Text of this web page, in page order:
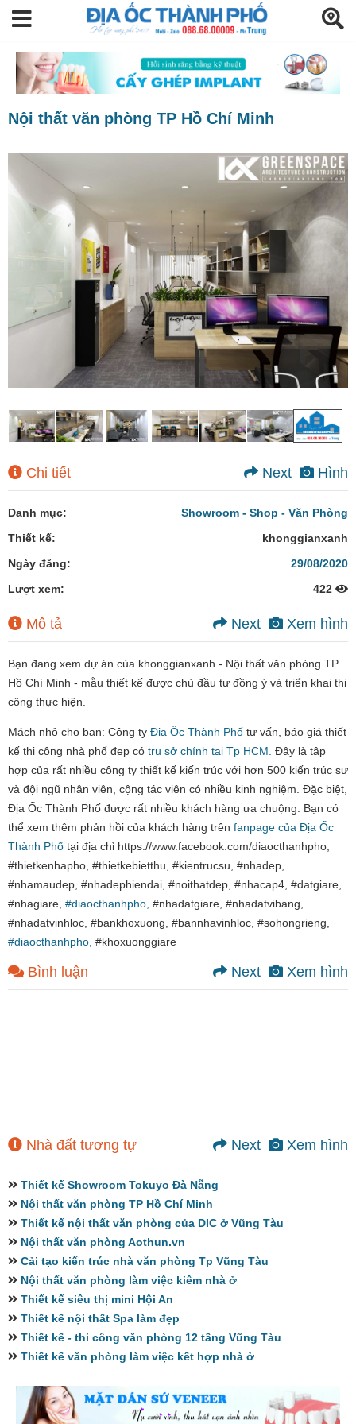
Nội thất văn phòng TP Hồ Chí Minh
Chi tiết Hình
Next
Danh mục:
Showroom - Shop - Văn Phòng
Thiết kế:
khonggianxanh
Ngày đăng:
29/08/2020
Lượt xem:
422
Mô tả Xem hình
Next
Bạn đang xem dự án của khonggianxanh - Nội thất văn phòng TP
Hồ Chí Minh - mẫu thiết kế được chủ đầu tư đồng ý và triển khai thi
công thực hiện.
Mách nhỏ cho bạn: Công ty Địa Ốc Thành Phố tư vấn, báo giá thiết
kế thi công nhà phố đẹp có trụ sở chính tại Tp HCM. Đây là tập
hợp của rất nhiều công ty thiết kế kiến trúc với hơn 500 kiến trúc sư
và đội ngũ nhân viên, cộng tác viên có nhiều kinh nghiệm. Đặc biệt,
Địa Ốc Thành Phố được rất nhiều khách hàng ưa chuộng. Bạn có
thể xem thêm phản hồi của khách hàng trên fanpage của Địa Ốc
Thành Phố tại địa chỉ https://www.facebook.com/diaocthanhpho,
#thietkenhapho, #thietkebietthu, #kientrucsu, #nhadep,
#nhamaudep, #nhadephiendai, #noithatdep, #nhacap4, #datgiare,
#nhagiare, #diaocthanhpho, #nhadatgiare, #nhadatvibang,
#nhadatvinhloc, #bankhoxuong, #bannhavinhloc, #sohongrieng,
#diaocthanhpho, #khoxuonggiare
Bình luận Xem hình
Next
Nhà đất tương tự Xem hình
Next
Thiết kế Showroom Tokuyo Đà Nẵng
Nội thất văn phòng TP Hồ Chí Minh
Thiết kế nội thất văn phòng của DIC ở Vũng Tàu
Nội thất văn phòng Aothun.vn
Cải tạo kiến trúc nhà văn phòng Tp Vũng Tàu
Nội thất văn phòng làm việc kiêm nhà ở
Thiết kế siêu thị mini Hội An
Thiết kế nội thất Spa làm đẹp
Thiết kế - thi công văn phòng 12 tầng Vũng Tàu
Thiết kế văn phòng làm việc kết hợp nhà ở